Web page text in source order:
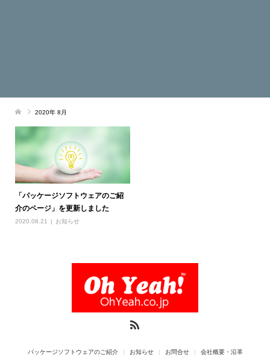
2020年 8月
「パッケージソフトウェアのご紹
介のページ」を更新しました
2020.08.21 お知らせ
パッケージソフトウェアのご紹介 お知らせ お問合せ 会社概要・沿革